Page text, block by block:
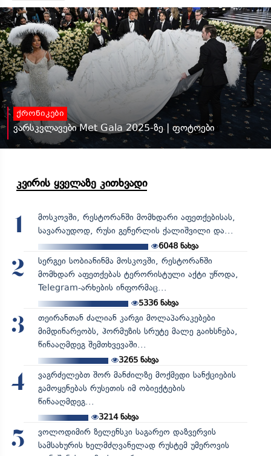
ქრონიკები
ვარსკვლავები Met Gala 2025-ზე | ფოტოები
კვირის ყველაზე კითხვადი
1
მოსკოვში, რესტორანში მომხდარი აფეთქებისას,
სავარაუდოდ, რუსი გენერლის ქალიშვილი და...
6048 ნახვა
2
სერგეი სობიანინმა მოსკოვში, რესტორანში
მომხდარ აფეთქებას ტერორისტული აქტი უწოდა,
Telegram-არხების ინფორმაც...
5336ნახვა
3
თეირანთან ძალიან კარგი მოლაპარაკებები
მიმდინარეობს, ჰორმუზის სრუტე მალე გაიხსნება,
წინააღმდეგ შემთხვევაში...
3265ნახვა
4
ვაგრძელებთ შორ მანძილზე მოქმედი სანქციების
გამოყენებას რუსეთის იმ ობიექტების
წინააღმდეგ...
3214ნახვა
5
ვოლოდიმირ ზელენსკი საგარეო დაზვერვის
სამსახურის ხელმძღვანელად რუსტემ უმეროვის